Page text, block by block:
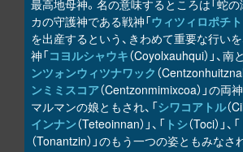
最高地母神。名の意味するところは「蛇の
カの守護神である戦神「ウィツィロポチト
を出産するという、きわめて重要な行い
神「コヨルシャウキ（Coyolxauhqui）」、
ンツォンウィツナワック （
ンミミスコア（Centzonmimixcoa）」の両
マルマンの娘ともされ、「シワコアトル（
インナン（Teteoinnan）」、「 トシ（Toci）」、「
（Tonantzin）」のもう一つの姿ともみなさ